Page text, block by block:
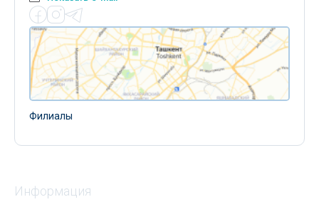
Филиалы
Информация